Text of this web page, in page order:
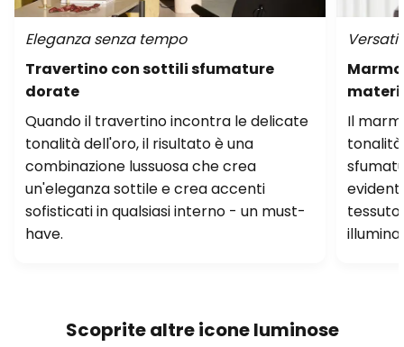
Eleganza senza tempo
Travertino con sottili sfumature
dorate
Quando il travertino incontra le delicate
tonalità dell'oro, il risultato è una
combinazione lussuosa che crea
un'eleganza sottile e crea accenti
sofisticati in qualsiasi interno - un must-
have.
Il
Scoprite altre icone luminose